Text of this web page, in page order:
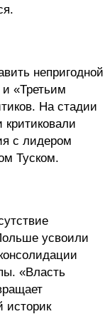
непригодной
«Третьим
На стадии
критиковали
с лидером
Туском.
усвоили
«Власть
историк